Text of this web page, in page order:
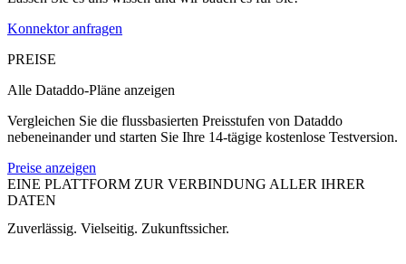
Konnektor anfragen
PREISE
Alle Dataddo-Pläne anzeigen
Vergleichen Sie die flussbasierten Preisstufen von Dataddo
nebeneinander und starten Sie Ihre 14-tägige kostenlose Testversion.
Preise anzeigen
EINE PLATTFORM ZUR VERBINDUNG ALLER IHRER
DATEN
Zuverlässig. Vielseitig. Zukunftssicher.